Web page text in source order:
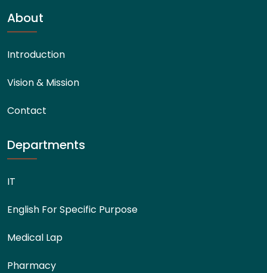
About
Introduction
Vision & Mission
Contact
Departments
IT
English For Specific Purpose
Medical Lap
Pharmacy